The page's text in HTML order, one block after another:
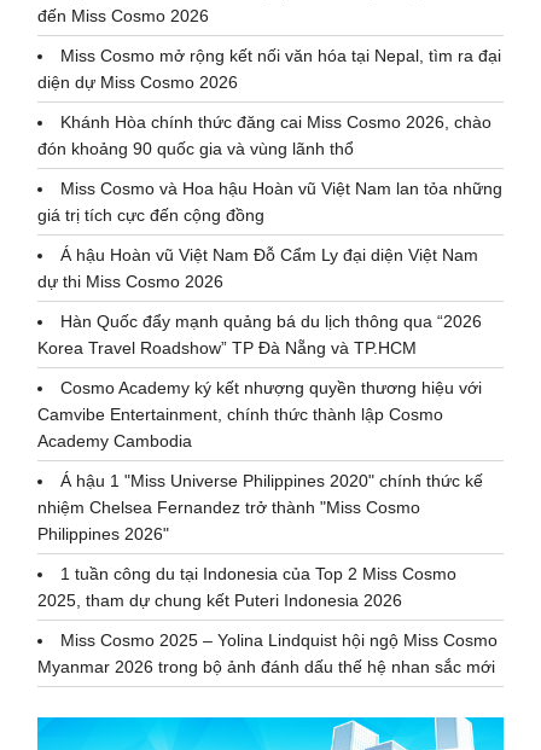
đến Miss Cosmo 2026
Miss Cosmo mở rộng kết nối văn hóa tại Nepal, tìm ra đại
diện dự Miss Cosmo 2026
Khánh Hòa chính thức đăng cai Miss Cosmo 2026, chào
đón khoảng 90 quốc gia và vùng lãnh thổ
Miss Cosmo và Hoa hậu Hoàn vũ Việt Nam lan tỏa những
giá trị tích cực đến cộng đồng
Á hậu Hoàn vũ Việt Nam Đỗ Cẩm Ly đại diện Việt Nam
dự thi Miss Cosmo 2026
Hàn Quốc đẩy mạnh quảng bá du lịch thông qua “2026
Korea Travel Roadshow” TP Đà Nẵng và TP.HCM
Cosmo Academy ký kết nhượng quyền thương hiệu với
Camvibe Entertainment, chính thức thành lập Cosmo
Academy Cambodia
Á hậu 1 "Miss Universe Philippines 2020" chính thức kế
nhiệm Chelsea Fernandez trở thành "Miss Cosmo
Philippines 2026"
1 tuần công du tại Indonesia của Top 2 Miss Cosmo
2025, tham dự chung kết Puteri Indonesia 2026
Miss Cosmo 2025 – Yolina Lindquist hội ngộ Miss Cosmo
Myanmar 2026 trong bộ ảnh đánh dấu thế hệ nhan sắc mới